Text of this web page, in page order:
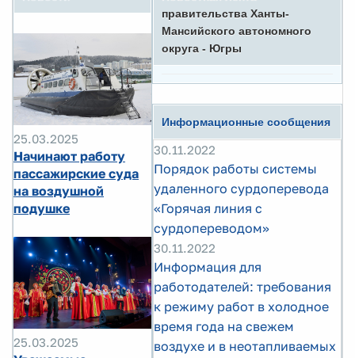
25.03.2025
Начинают работу
пассажирские суда
на воздушной
подушке
25.03.2025
правительства Ханты-
Мансийского автономного
округа - Югры
Информационные сообщения
30.11.2022
Порядок работы системы
удаленного сурдоперевода
«Горячая линия с
сурдопереводом»
30.11.2022
Информация для
работодателей: требования
к режиму работ в холодное
время года на свежем
воздухе и в неотапливаемых